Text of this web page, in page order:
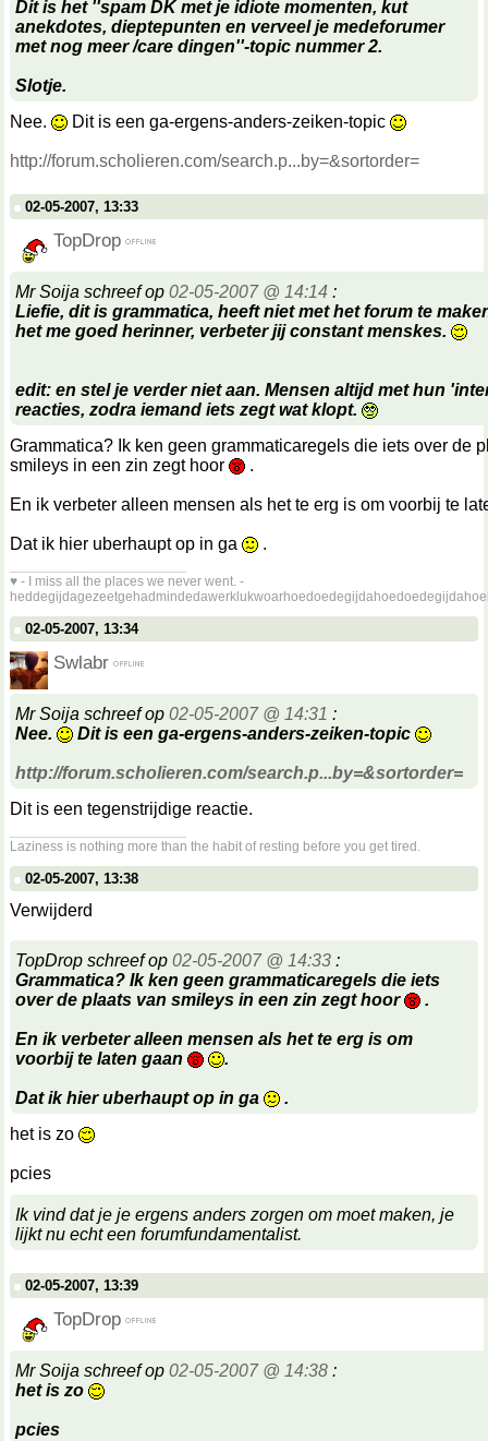
Dit is het ''spam DK met je idiote momenten, kut
anekdotes, dieptepunten en verveel je medeforumer
met nog meer /care dingen''-topic nummer 2.
Slotje.
Nee.
Dit is een ga-ergens-anders-zeiken-topic
http://forum.scholieren.com/search.p...by=&sortorder=
02-05-2007, 13:33
TopDrop
Mr Soija schreef op 02-05-2007 @ 14:14 :
Liefie, dit is grammatica, heeft niet met het forum te
het me goed herinner, verbeter jij constant menskes.
edit: en stel je verder niet aan. Mensen altijd met hun
reacties, zodra iemand iets zegt wat klopt.
Grammatica? Ik ken geen grammaticaregels die iets over de
smileys in een zin zegt hoor
.
En ik verbeter alleen mensen als het te erg is om voorbij te
Dat ik hier uberhaupt op in ga
.
♥ - I miss all the places we never went. -
02-05-2007, 13:34
Swlabr
Mr Soija schreef op 02-05-2007 @ 14:31 :
Nee.
Dit is een ga-ergens-anders-zeiken-topic
http://forum.scholieren.com/search.p...by=&sortorder=
Dit is een tegenstrijdige reactie.
Laziness is nothing more than the habit of resting before you get tired.
02-05-2007, 13:38
Verwijderd
TopDrop schreef op 02-05-2007 @ 14:33 :
Grammatica? Ik ken geen grammaticaregels die iets
over de plaats van smileys in een zin zegt hoor
.
En ik verbeter alleen mensen als het te erg is om
voorbij te laten gaan
.
Dat ik hier uberhaupt op in ga
.
het is zo
pcies
Ik vind dat je je ergens anders zorgen om moet maken, je
lijkt nu echt een forumfundamentalist.
02-05-2007, 13:39
TopDrop
Mr Soija schreef op 02-05-2007 @ 14:38 :
het is zo
pcies